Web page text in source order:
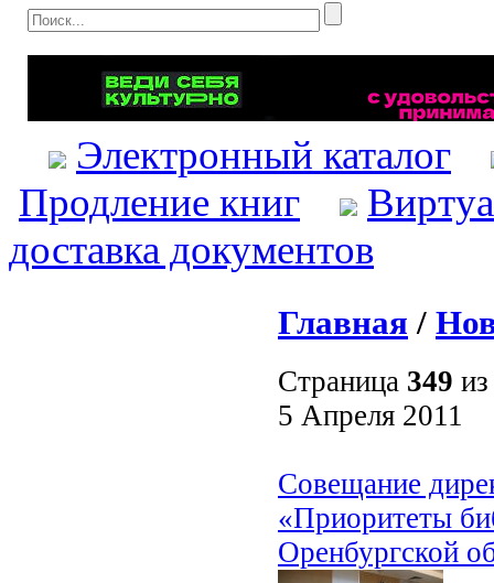
Электронный каталог
Продление книг
доставка документов
Главная /
Страница 349
5 Апреля 2011
Cовещание
«Приоритеты
Оренбургской